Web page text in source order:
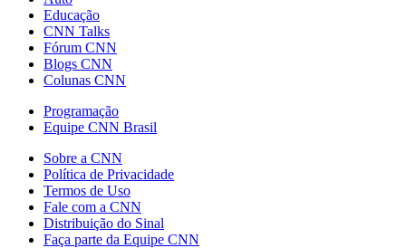
Educação
CNN Talks
Fórum CNN
Blogs CNN
Colunas CNN
Programação
Equipe CNN Brasil
Sobre a CNN
Política de Privacidade
Termos de Uso
Fale com a CNN
Distribuição do Sinal
Faça parte da Equipe CNN